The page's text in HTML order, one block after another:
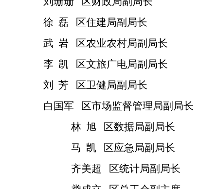
徐 磊
区住建局副局长
武 岩
区农业农村局副局长
李 凯
区文旅广电局副局长
刘
芳
区卫健局副局长
白国军
区市场监督管理局副局长
林 旭
区数据局副局长
马 凯
区应急局副局长
齐美超
区统计局副局长